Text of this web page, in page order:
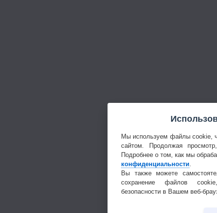
Мы используем файлы cookie,
сайтом. Продолжая
Подробнее о том, как мы
конфиденциальности
Вы также можете
сохранение файлов
безопасности в Вашем веб-